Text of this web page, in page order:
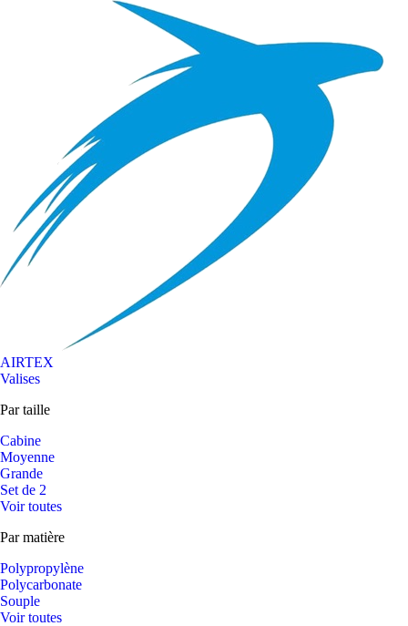
AIRTEX
Valises
Par taille
Cabine
Moyenne
Grande
Set de 2
Voir toutes
Par matière
Polypropylène
Polycarbonate
Souple
Voir toutes